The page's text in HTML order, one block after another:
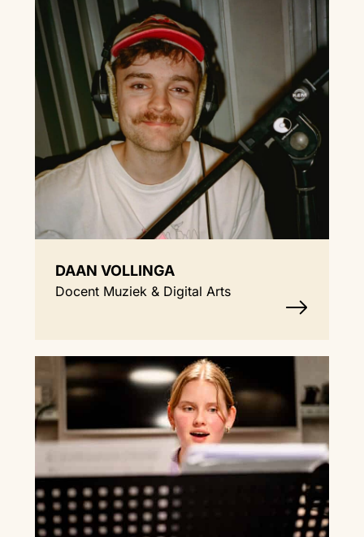
DAAN VOLLINGA
Docent Muziek & Digital Arts